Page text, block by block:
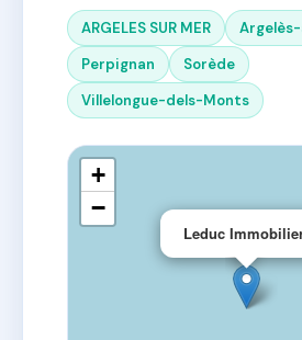
ARGELES SUR MER
Perpignan
Sorède
Villelongue-dels-Monts
Leduc
+
−